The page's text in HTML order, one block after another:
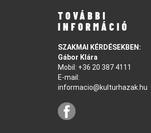
TOVÁBBI
INFORMÁCIÓ
SZAKMAI KÉRDÉSEKBEN:
Gábor Klára
Mobil: +36 20 387 4111
E-mail:
informacio@kulturhazak.hu